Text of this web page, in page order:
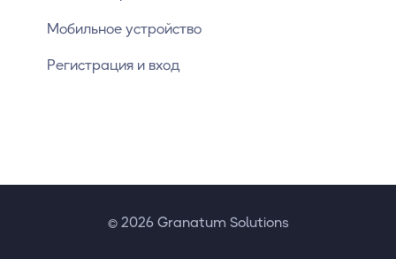
Мобильное устройство
Регистрация и вход
© 2026 Granatum Solutions